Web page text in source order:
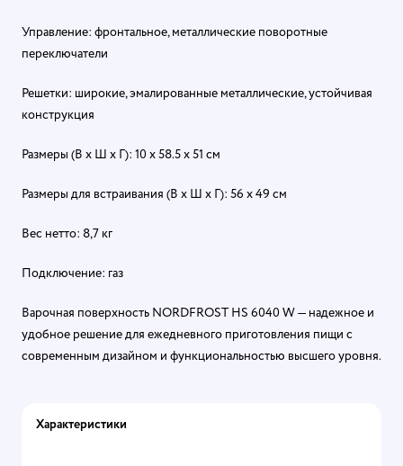
Управление: фронтальное, металлические поворотные
переключатели
Решетки: широкие, эмалированные металлические, устойчивая
конструкция
Размеры (В x Ш x Г): 10 x 58.5 x 51 см
Размеры для встраивания (В x Ш x Г): 56 x 49 см
Вес нетто: 8,7 кг
Подключение: газ
Варочная поверхность NORDFROST HS 6040 W — надежное и
удобное решение для ежедневного приготовления пищи с
современным дизайном и функциональностью высшего уровня.
Характеристики